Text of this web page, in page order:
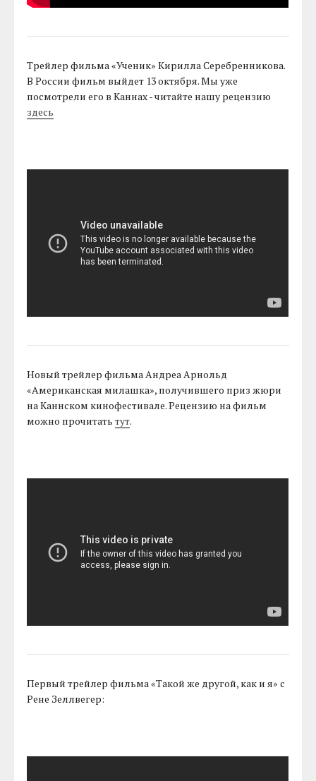
Трейлер фильма «Ученик» Кирилла Серебренникова.
В России фильм выйдет 13 октября. Мы уже
посмотрели его в Каннах - читайте нашу рецензию
здесь
Новый трейлер фильма Андреа Арнольд
«Американская милашка», получившего приз жюри
на Каннском кинофестивале. Рецензию на фильм
можно прочитатьтут.
Первый трейлер фильма «Такой же другой, как и я» с
Рене Зеллвегер: